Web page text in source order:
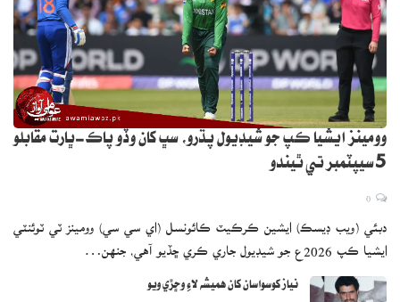
وومينز ايشيا ڪپ جو شيڊيول پڌرو، سڀ کان وڏو پاڪ-ڀارت مقابلو
5 سيپٽمبر تي ٿيندو
دبئي (ويب ڊيسڪ) ايشين ڪرڪيٽ ڪائونسل (اي سي سي) وومينز ٽي ٽوئنٽي
ايشيا ڪپ 2026ع جو شيڊيول جاري ڪري ڇڏيو آهي، جنهن…
نياز کوسواسان کان هميشه لاءِ وڇڙي ويو